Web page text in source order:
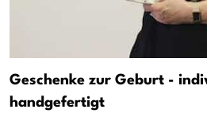
Geschenke zur Geburt -
handgefertigt